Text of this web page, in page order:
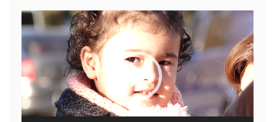
Reproductor
de
video